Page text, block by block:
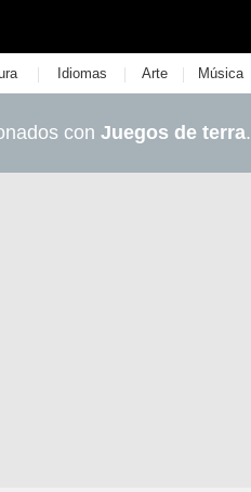
| Idiomas | Arte | Música
con Juegos de terra.